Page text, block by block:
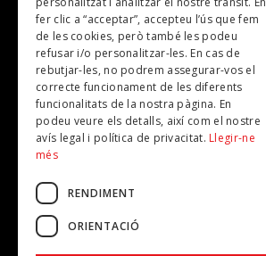
Revistes
SUBSCRIU-TE A LA NOSTRA NEWSLETTER!
Correu electrònic*
Accepto lapolítica de privacitat
fer clic a “acceptar”, accepteu l’ús que fem
de les cookies, però també les podeu
refusar i/o personalitzar-les. En cas de
rebutjar-les, no podrem assegurar-vos el
correcte funcionament de les diferents
funcionalitats de la nostra pàgina. En
podeu veure els detalls, així com el nostre
avís legal i política de privacitat. Llegir-ne
més
RENDIMENT
ORIENTACIÓ